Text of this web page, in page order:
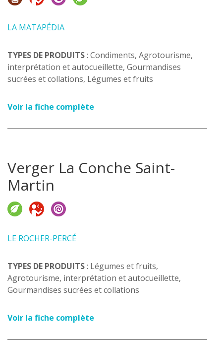
LA MATAPÉDIA
TYPES DE PRODUITS: Condiments, Agrotourisme,
interprétation et autocueillette, Gourmandises
sucrées et collations, Légumes et fruits
Voir la fiche complète
Verger La Conche Saint-
Martin
LE ROCHER-PERCÉ
TYPES DE PRODUITS: Légumes et fruits,
Agrotourisme, interprétation et autocueillette,
Gourmandises sucrées et collations
Voir la fiche complète